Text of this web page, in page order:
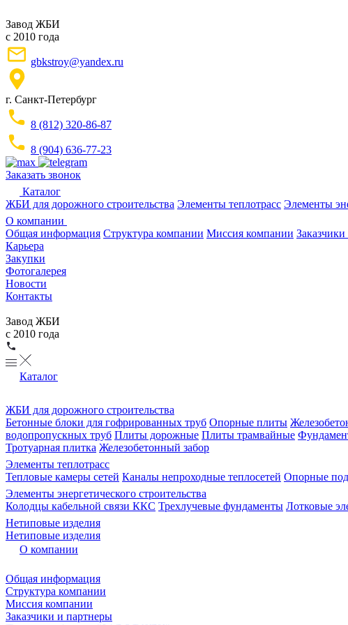
Завод ЖБИ
с 2010 года
gbkstroy@yandex.ru
г. Санкт-Петербург
8 (812) 320-86-87
8 (904) 636-77-23
Заказать звонок
Каталог
ЖБИ для дорожного строительства Элементы теплотрасс Элементы
О компании
Общая информация Структура компании Миссия компании
Карьера
Закупки
Фотогалерея
Новости
Контакты
Завод ЖБИ
с 2010 года
Каталог
ЖБИ для дорожного строительства
Бетонные блоки для гофрированных труб Опорные плиты
водопропускных труб Плиты дорожные Плиты трамвайные
Тротуарная плитка Железобетонный забор
Элементы теплотрасс
Тепловые камеры сетей Каналы непроходные теплосетей Опорные
Элементы энергетического строительства
Колодцы кабельной связи ККС Трехлучевые фундаменты Лотковые
Нетиповые изделия
Нетиповые изделия
О компании
Общая информация
Структура компании
Миссия компании
Заказчики и партнеры